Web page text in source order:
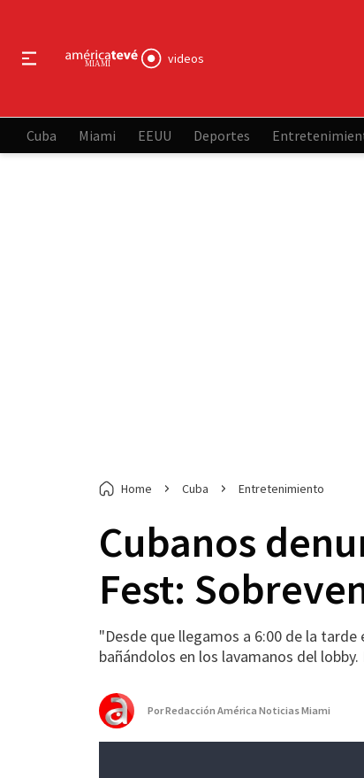
videos
Cuba Miami EEUU Deportes
Home Cuba Entretenimiento
Cubanos
Fest:
"Desde que llegamos a 6:00 de la
bañándolos en los lavamanos del
PorRedacción América Noticias Miami